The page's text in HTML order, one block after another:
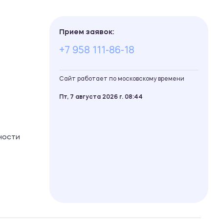
Прием заявок:
+7 958 111-86-18
Сайт работает по московскому времени
Пт, 7 августа 2026 г. 08:44